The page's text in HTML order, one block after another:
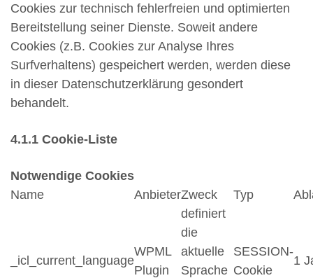
Cookies zur technisch fehlerfreien und optimierten
Bereitstellung seiner Dienste. Soweit andere
Cookies (z.B. Cookies zur Analyse Ihres
Surfverhaltens) gespeichert werden, werden diese
in dieser Datenschutzerklärung gesondert
behandelt.
4.1.1 Cookie-Liste
Notwendige Cookies
Name
AnbieterZweck Typ
_icl_current_language
WPML
Plugin
definiert
die
aktuelle
Sprache
SESSION-
Cookie
1